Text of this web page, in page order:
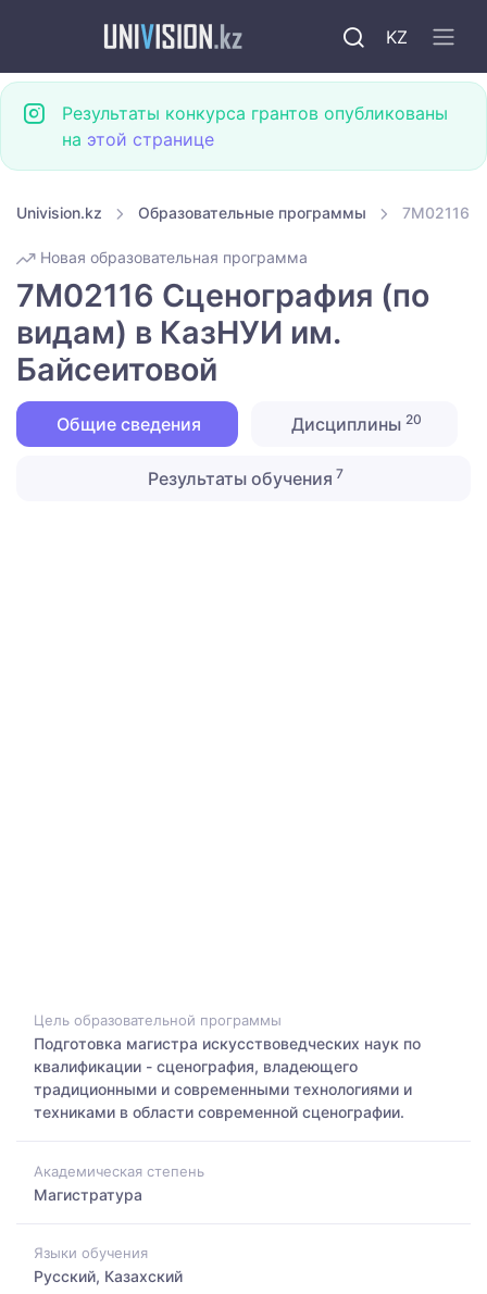
KZ
Результаты конкурса грантов опубликованы
на этой странице
Univision.kz Образовательные программы 7M02116
Новая образовательная программа
7M02116 Сценография (по
видам) в КазНУИ им.
Байсеитовой
Общие сведения Дисциплины 20
Результаты обучения 7
Цель образовательной программы
Подготовка магистра искусствоведческих наук по
квалификации - сценография, владеющего
традиционными и современными технологиями и
техниками в области современной сценографии.
Академическая степень
Магистратура
Языки обучения
Русский, Казахский